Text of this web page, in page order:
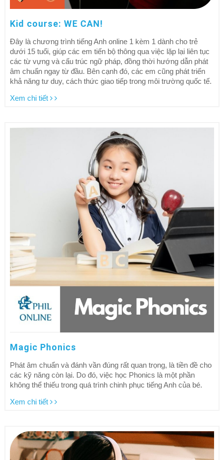
Kid course: WE CAN!
Đây là chương trình tiếng Anh online 1 kèm 1 dành cho trẻ
dưới 15 tuổi, giúp các em tiến bộ thông qua việc lặp lại liên tục
các từ vựng và cấu trúc ngữ pháp, đồng thời hướng dẫn phát
âm chuẩn ngay từ đầu. Bên cạnh đó, các em cũng phát triển
khả năng tư duy, cách thức giao tiếp trong môi trường quốc tế.
Xem chi tiết
Magic Phonics
Phát âm chuẩn và đánh vần đúng rất quan trọng, là tiền đề cho
các kỹ năng còn lại. Do đó, việc học Phonics là một phần
không thể thiếu trong quá trình chinh phục tiếng Anh của bé.
Xem chi tiết